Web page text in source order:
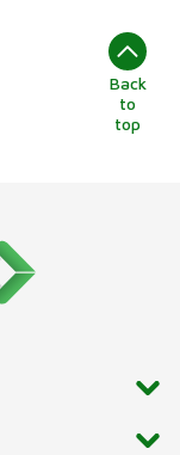
Back
to
top